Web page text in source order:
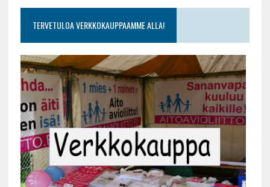
TERVETULOA VERKKOKAUPPAAMME ALLA!